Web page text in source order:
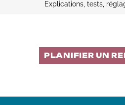
Explications, tests,
PLANIFIER UN